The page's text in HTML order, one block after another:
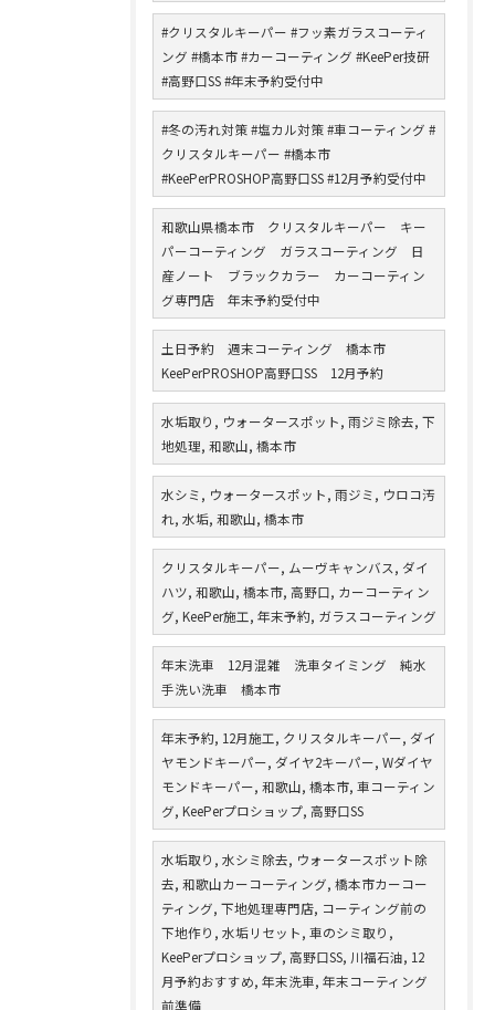
#クリスタルキーパー #フッ素ガラスコーティ
ング #橋本市 #カーコーティング #KeePer技研
#高野口SS #年末予約受付中
#冬の汚れ対策 #塩カル対策 #車コーティング #
クリスタルキーパー #橋本市
#KeePerPROSHOP高野口SS #12月予約受付中
和歌山県橋本市 クリスタルキーパー キー
パーコーティング ガラスコーティング 日
産ノート ブラックカラー カーコーティン
グ専門店 年末予約受付中
土日予約 週末コーティング 橋本市
KeePerPROSHOP高野口SS 12月予約
水垢取り, ウォータースポット, 雨ジミ除去, 下
地処理, 和歌山, 橋本市
水シミ, ウォータースポット, 雨ジミ, ウロコ汚
れ, 水垢, 和歌山, 橋本市
クリスタルキーパー, ムーヴキャンバス, ダイ
ハツ, 和歌山, 橋本市, 高野口, カーコーティン
グ, KeePer施工, 年末予約, ガラスコーティング
年末洗車 12月混雑 洗車タイミング 純水
手洗い洗車 橋本市
年末予約, 12月施工, クリスタルキーパー, ダイ
ヤモンドキーパー, ダイヤ2キーパー, Wダイヤ
モンドキーパー, 和歌山, 橋本市, 車コーティン
グ, KeePerプロショップ, 高野口SS
水垢取り, 水シミ除去, ウォータースポット除
去, 和歌山カーコーティング, 橋本市カーコー
ティング, 下地処理専門店, コーティング前の
下地作り, 水垢リセット, 車のシミ取り,
KeePerプロショップ, 高野口SS, 川福石油, 12
月予約おすすめ, 年末洗車, 年末コーティング
前準備